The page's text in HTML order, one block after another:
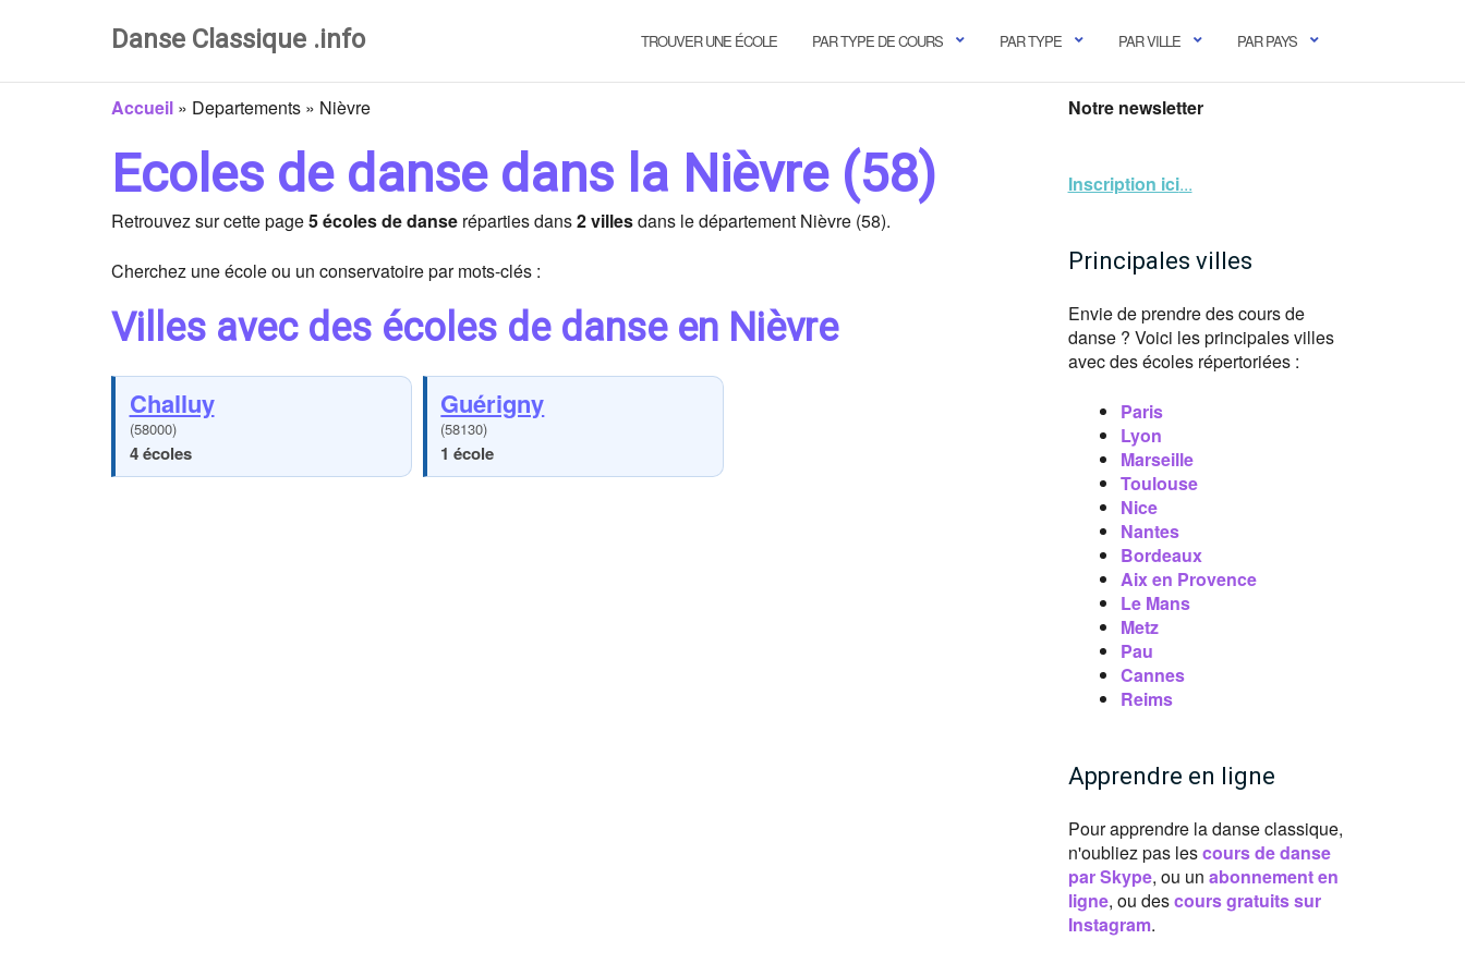
Danse Classique .info TROUVER UNE ÉCOLE PAR TYPE DE COURS PAR TYPE PAR VILLE PAR PAYS
Accueil » Departements » Nièvre
Ecoles de danse dans la Nièvre (58)
Retrouvez sur cette page5 écoles de danse réparties dans2 villesdans le département Nièvre (58).
Cherchez une école ou un conservatoire par mots-clés :
Villes avec des écoles de danse en Nièvre
Challuy
(58000)
4 écoles
Guérigny
(58130)
1 école
Notre newsletter
Inscription ici...
Principales villes
Envie de prendre des cours de
danse ? Voici les principales villes
avec des écoles répertoriées :
Paris
Lyon
Marseille
Toulouse
Nice
Nantes
Bordeaux
Aix en Provence
Le Mans
Metz
Pau
Cannes
Reims
Apprendre en ligne
Pour apprendre la danse classique,
n'oubliez pas lescours de danse
par Skype, ou un abonnement en
ligne, ou descours gratuits sur
Instagram.